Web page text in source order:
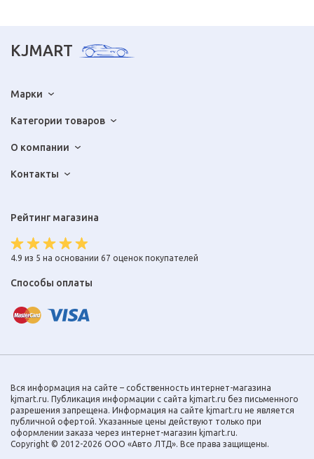
KJMART
Марки
Категории товаров
О компании
Контакты
Рейтинг магазина
4.9 из 5 на основании 67 оценок покупателей
Способы оплаты
Вся информация на сайте – собственность интернет-магазина
kjmart.ru. Публикация информации с сайта kjmart.ru без письменного
разрешения запрещена. Информация на сайте kjmart.ru не является
публичной офертой. Указанные цены действуют только при
оформлении заказа через интернет-магазин kjmart.ru.
Copyright © 2012-2026 ООО «Авто ЛТД». Все права защищены.